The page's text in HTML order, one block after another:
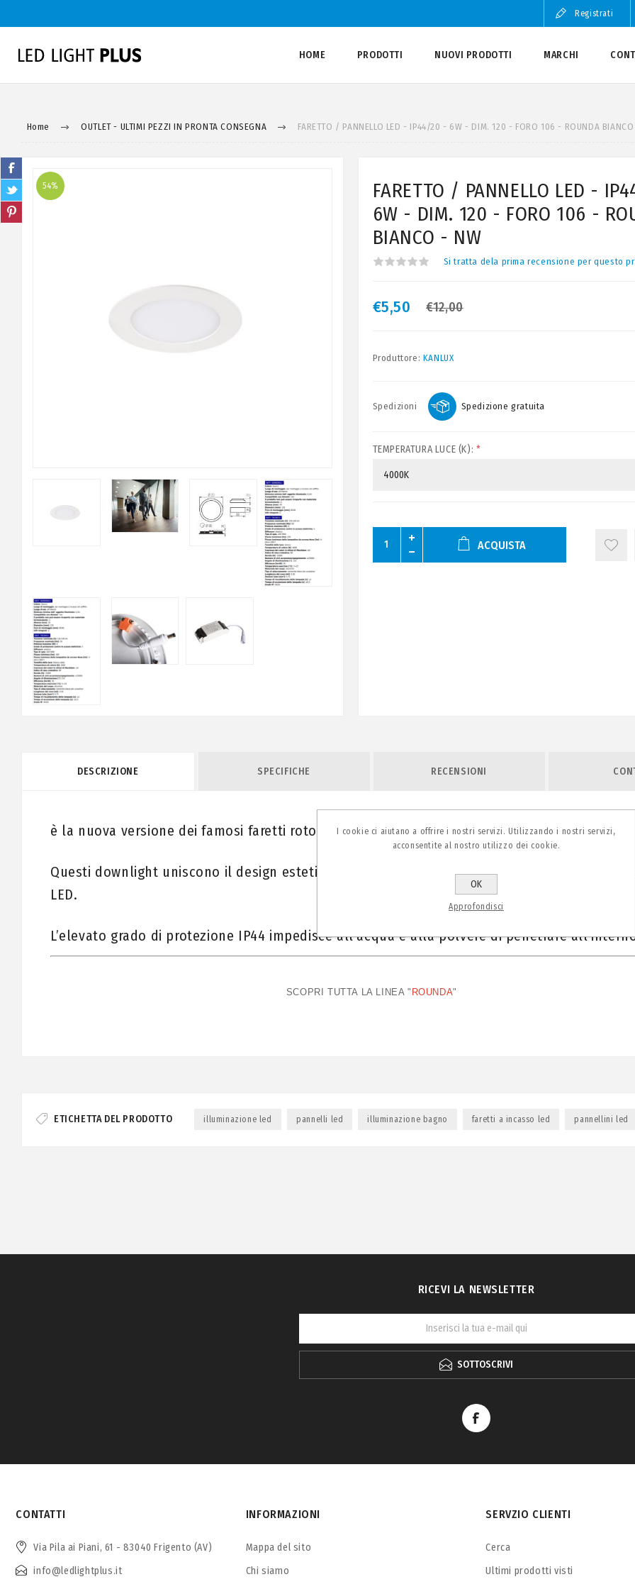
Registrati
HOME PRODOTTI NUOVI PRODOTTI MARCHI
Home OUTLET - ULTIMI PEZZI IN PRONTA CONSEGNA FARETTO / PANNELLO LED - IP44/20 - 6W - DIM. 120 - FORO 106 - ROUNDA
54%
FARETTO / PANNELLO LED -
6W - DIM. 120 - FORO 106 -
BIANCO - NW
Si tratta dela prima recensione per questo
€5,50 €12,00
Produttore: KANLUX
Spedizioni Spedizione gratuita
TEMPERATURA LUCE (K): *
ACQUISTA
DESCRIZIONE SPECIFICHE RECENSIONI
è la nuova versione dei famosi faretti rotondi di tipo downlight studiati per gli interni.
Questi downlight uniscono il design estetico con la luce ottenuta grazie all’impiego della
LED.
L’elevato grado di protezione IP44 impedisce all’acqua e alla polvere di penetrare
SCOPRI TUTTA LA LINEA " ROUNDA"
ETICHETTA DEL PRODOTTO illuminazione led pannelli led illuminazione bagno faretti a incasso led pannellini led
RICEVI LA NEWSLETTER
SOTTOSCRIVI
CONTATTI
Via Pila ai Piani, 61 - 83040 Frigento (AV)
info@ledlightplus.it
INFORMAZIONI
Mappa del sito
Chi siamo
SERVZIO CLIENTI
Cerca
Ultimi prodotti visti
I cookie ci aiutano a offrire i nostri servizi. Utilizzando i nostri servizi,
acconsentite al nostro utilizzo dei cookie.
OK
Approfondisci